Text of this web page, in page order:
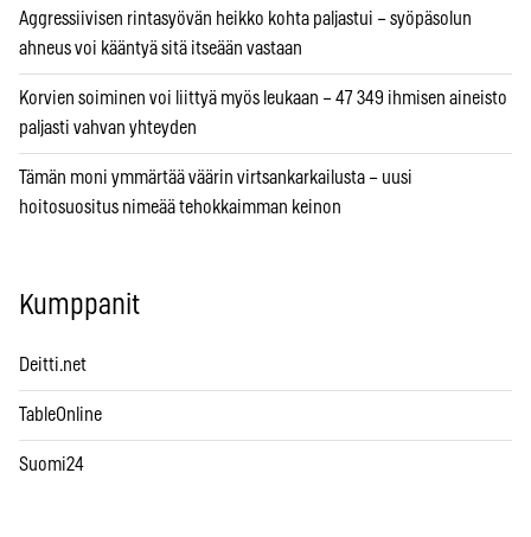
Aggressiivisen rintasyövän heikko kohta paljastui – syöpäsolun
ahneus voi kääntyä sitä itseään vastaan
Korvien soiminen voi liittyä myös leukaan – 47 349 ihmisen aineisto
paljasti vahvan yhteyden
Tämän moni ymmärtää väärin virtsankarkailusta – uusi
hoitosuositus nimeää tehokkaimman keinon
Kumppanit
Deitti.net
TableOnline
Suomi24